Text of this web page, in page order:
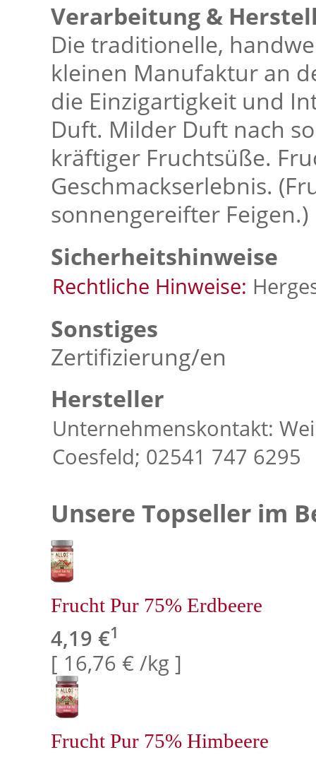
Verarbeitung &
Die traditionelle,
kleinen Manufaktur an
die Einzigartigkeit und
Duft. Milder Duft nach
kräftiger Fruchtsüße.
Geschmackserlebnis.
sonnengereifter Feigen.)
Sicherheitshinweise
Rechtliche Hinweise:
Sonstiges
Zertifizierung/en
Hersteller
Unternehmenskontakt:
Coesfeld; 02541 747 6295
Unsere Topseller im
Frucht Pur 75% Erdbeere
4,19 €1
[ 16,76 € /kg ]
Frucht Pur 75% Himbeere